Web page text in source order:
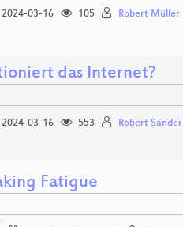
2024-03-16 105 Robert Müller
das Internet?
2024-03-16 553 Robert Sander
Fatigue